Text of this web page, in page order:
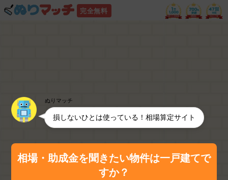
完全無料
損しないひとは使っている！相場算定サイト
ぬりマッチ
相場・助成金を聞きたい物件は一戸建てで
すか？